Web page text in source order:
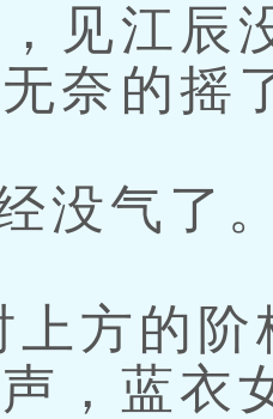
见江辰
奈的摇
没气了
方的阶
，蓝衣